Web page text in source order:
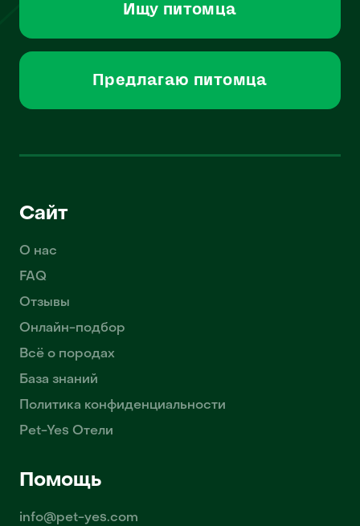
Ищу питомца
Предлагаю питомца
Сайт
О нас
FAQ
Отзывы
Онлайн-подбор
Всё о породах
База знаний
Политика конфиденциальности
Pet-Yes Отели
Помощь
info@pet-yes.com